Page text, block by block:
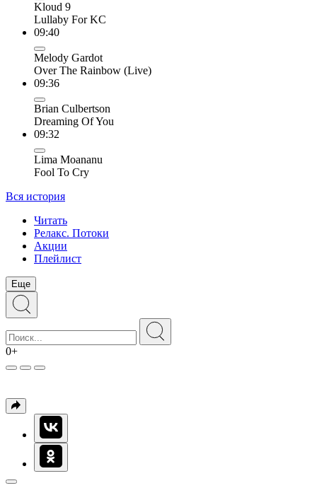
Kloud 9
Lullaby For KC
09:40
Melody Gardot
Over The Rainbow (Live)
09:36
Brian Culbertson
Dreaming Of You
09:32
Lima Moananu
Fool To Cry
Вся история
Читать
Релакс. Потоки
Акции
Плейлист
Еще
0+